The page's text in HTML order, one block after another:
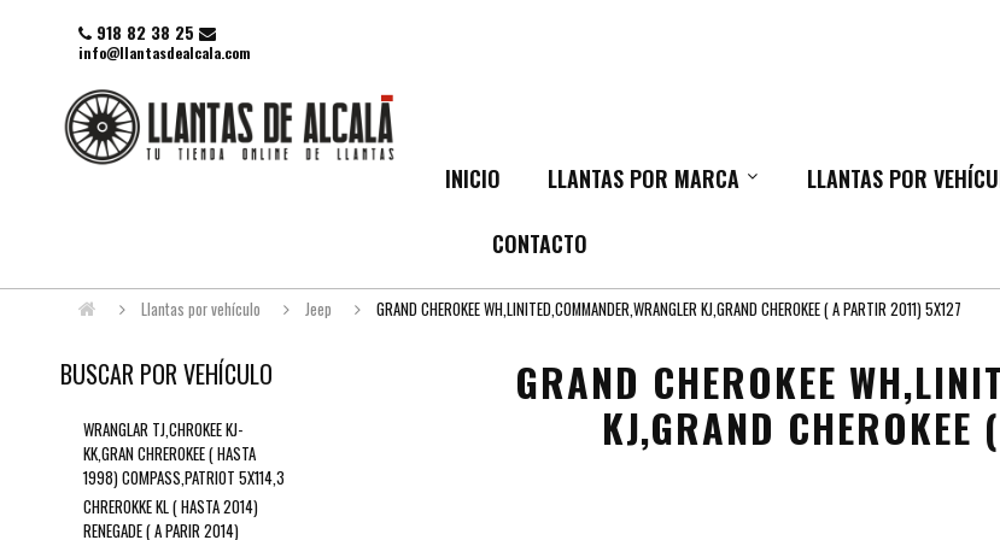
918 82 38 25
info@llantasdealcala.com
INICIO LLANTAS POR MARCA LLANTAS POR
CONTACTO
Llantas por vehículo Jeep GRAND CHEROKEE WH,LINITED,COMMANDER,WRANGLER KJ,GRAND CHEROKEE ( A PARTIR 2011) 5X127
GRAND CHEROKEE
KJ,GRAND
BUSCAR POR VEHÍCULO
WRANGLAR TJ,CHROKEE KJ-
KK,GRAN CHREROKEE ( HASTA
1998) COMPASS,PATRIOT 5X114,3
CHREROKKE KL ( HASTA 2014)
RENEGADE ( A PARIR 2014)